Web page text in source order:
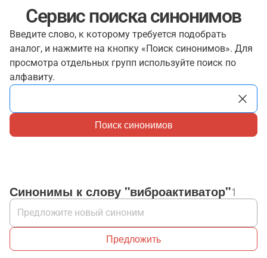
Сервис поиска синонимов
Введите слово, к которому требуется подобрать
аналог, и нажмите на кнопку «Поиск синонимов». Для
просмотра отдельных групп используйте поиск по
алфавиту.
Поиск синонимов
Синонимы к слову "виброактиватор"1
Предложить